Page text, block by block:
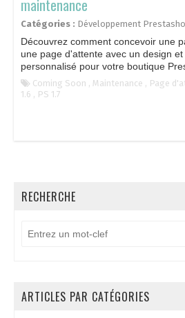
maintenance
Catégories : Développement
Découvrez comment concevoir une
une page d'attente avec un design
personnalisé pour votre boutique
Coming Soon , Maintenance , Page
1.6 , PS 1.7
RECHERCHE
ARTICLES PAR CATÉGORIES